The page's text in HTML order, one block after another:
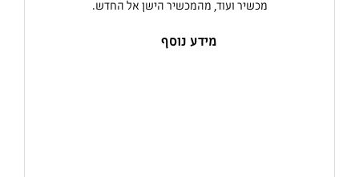
מכשיר ועוד, מהמכשיר הישן אל החדש.
מידע נוסף